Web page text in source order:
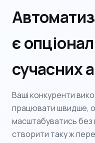
є
сучасних
Ваші конкуренти
працювати швидше,
масштабуватись
створити таку ж